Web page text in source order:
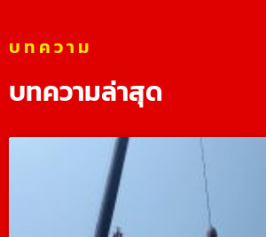
บทความ
บทความล่าสุด